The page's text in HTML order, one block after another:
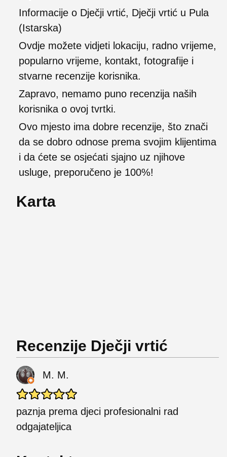
Informacije o Dječji vrtić, Dječji vrtić u Pula
(Istarska)
Ovdje možete vidjeti lokaciju, radno vrijeme,
popularno vrijeme, kontakt, fotografije i
stvarne recenzije korisnika.
Zapravo, nemamo puno recenzija naših
korisnika o ovoj tvrtki.
Ovo mjesto ima dobre recenzije, što znači
da se dobro odnose prema svojim klijentima
i da ćete se osjećati sjajno uz njihove
usluge, preporučeno je 100%!
Karta
Recenzije Dječji vrtić
M. M.
paznja prema djeci profesionalni rad
odgajateljica